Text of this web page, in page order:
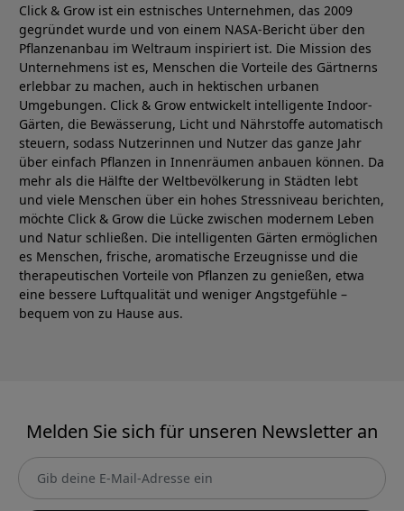
Click & Grow ist ein estnisches Unternehmen, das 2009
gegründet wurde und von einem NASA-Bericht über den
Pflanzenanbau im Weltraum inspiriert ist. Die Mission des
Unternehmens ist es, Menschen die Vorteile des Gärtnerns
erlebbar zu machen, auch in hektischen urbanen
Umgebungen. Click & Grow entwickelt intelligente Indoor-
Gärten, die Bewässerung, Licht und Nährstoffe automatisch
steuern, sodass Nutzerinnen und Nutzer das ganze Jahr
über einfach Pflanzen in Innenräumen anbauen können. Da
mehr als die Hälfte der Weltbevölkerung in Städten lebt
und viele Menschen über ein hohes Stressniveau berichten,
möchte Click & Grow die Lücke zwischen modernem Leben
und Natur schließen. Die intelligenten Gärten ermöglichen
es Menschen, frische, aromatische Erzeugnisse und die
therapeutischen Vorteile von Pflanzen zu genießen, etwa
eine bessere Luftqualität und weniger Angstgefühle –
bequem von zu Hause aus.
Melden Sie sich für unseren Newsletter an